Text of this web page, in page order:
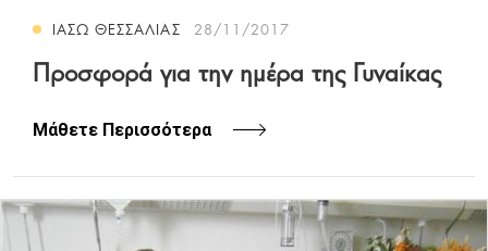
ΙΑΣΩ ΘΕΣΣΑΛΙΑΣ 28/11/2017
Προσφορά για την ημέρα της Γυναίκας
Μάθετε Περισσότερα